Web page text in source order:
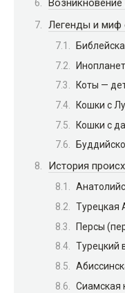
Легенды и миф
Коты —
Кошки с
Кошки с
История
Турецкая
Персы
Турецкий
Сиамская